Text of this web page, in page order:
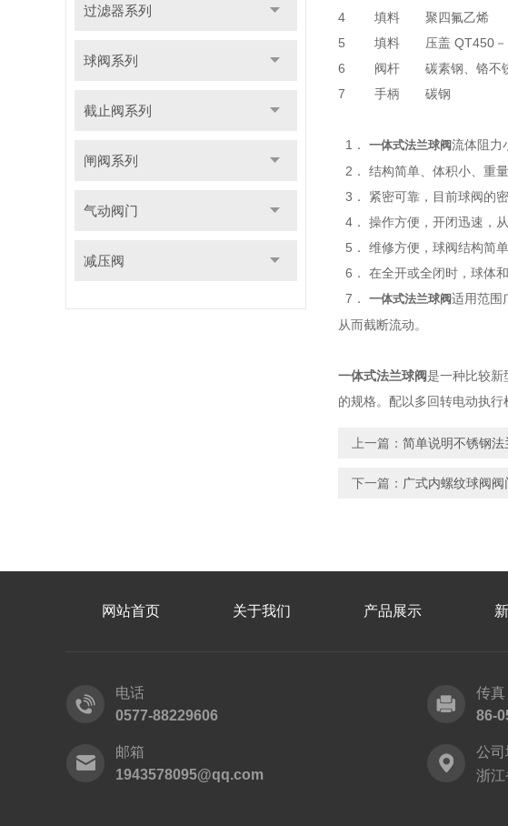
过滤器系列
球阀系列
截止阀系列
闸阀系列
气动阀门
减压阀
4 填料 聚四氟乙烯
5 填料 压盖 QT450－
6 阀杆 碳素钢、铬不
7 手柄 碳钢
1． 一体式法兰球阀流体阻力
2． 结构简单、体积小、重
3． 紧密可靠，目前球阀的
4． 操作方便，开闭迅速，
5． 维修方便，球阀结构简
6． 在全开或全闭时，球体
7． 一体式法兰球阀适用范围
从而截断流动。
一体式法兰球阀是一种比较新
的规格。配以多回转电动执
上一篇： 简单说明不锈钢
下一篇： 广式内螺纹球阀
网站首页 关于我们 产品展示
电话
0577-88229606
传真
86-
邮箱
1943578095@qq.com
公司